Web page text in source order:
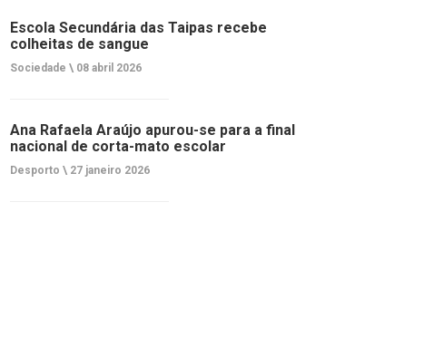
Escola Secundária das Taipas recebe
colheitas de sangue
Sociedade \ 08 abril 2026
Ana Rafaela Araújo apurou-se para a final
nacional de corta-mato escolar
Desporto \ 27 janeiro 2026